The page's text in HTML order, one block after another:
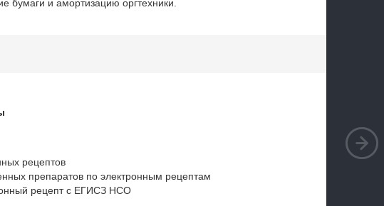
бумаги и амортизацию оргтехники.
рецептов
препаратов по электронным рецептам
рецепт с ЕГИСЗ НСО